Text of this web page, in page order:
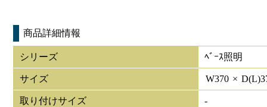
商品詳細情報
シリーズ ﾍﾞｰｽ照明
サイズ W370 × D(L)
取り付けサイズ -